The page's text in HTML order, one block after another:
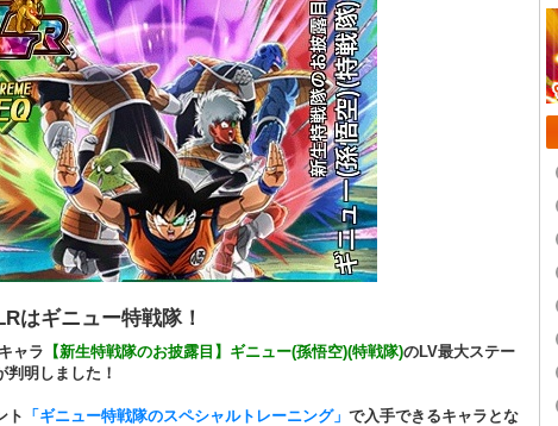
はギニュー特戦隊！
ャラ 【新生特戦隊のお披露目】ギニュー(孫悟空)(特戦隊)のLV最大ステー
判明しました！
ト 「ギニュー特戦隊のスペシャルトレーニング」 で入手できるキャラとな